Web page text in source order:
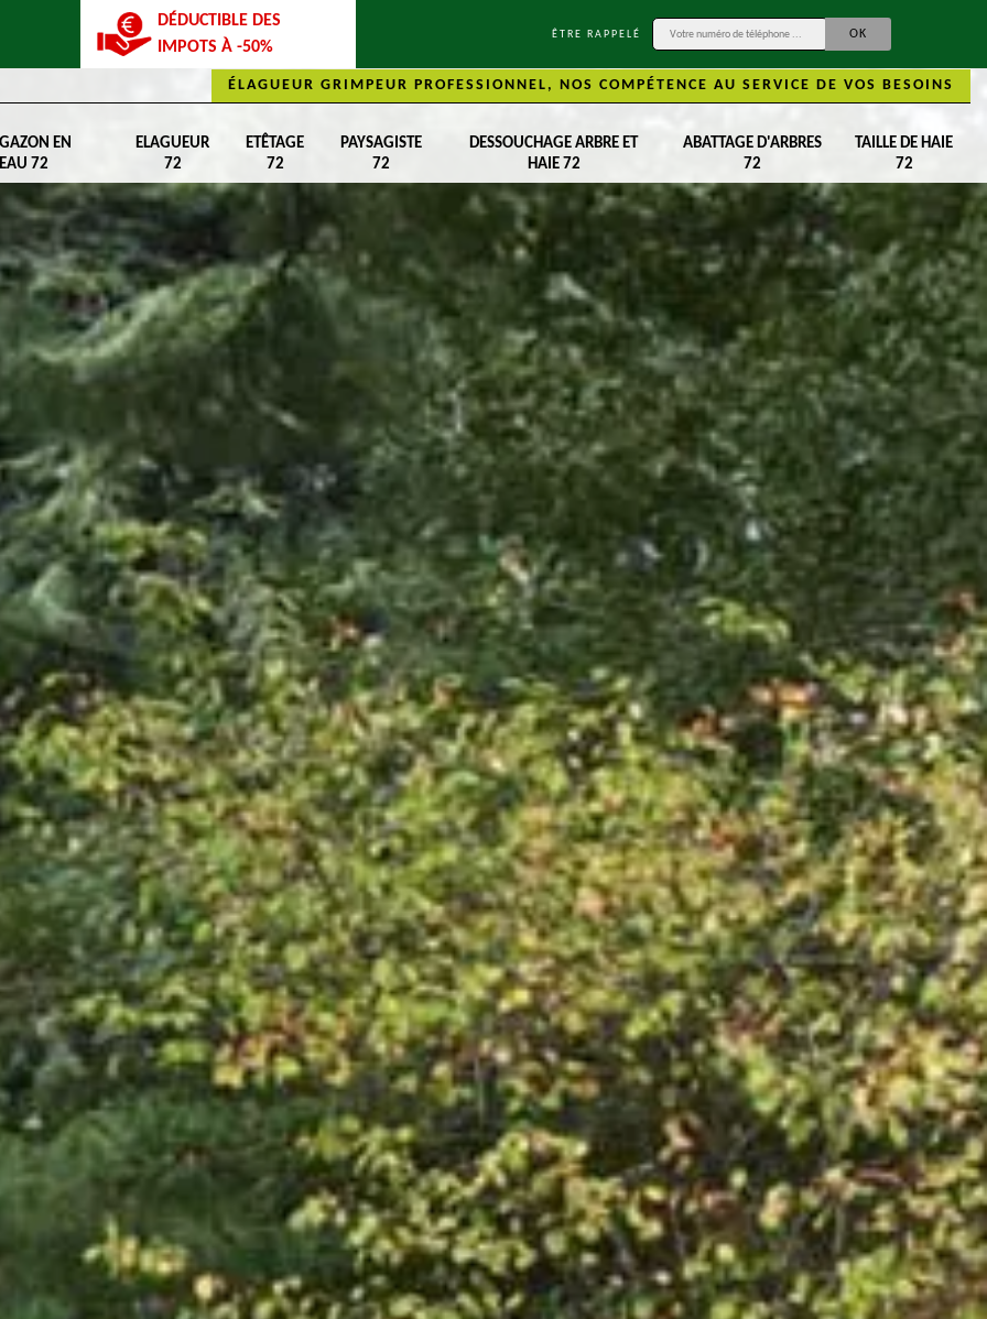
DÉDUCTIBLE DES
IMPOTS À -50%
ÊTRE RAPPELÉ
ÉLAGUEUR GRIMPEUR PROFESSIONNEL, NOS COMPÉTENCE AU SERVICE DE VOS BESOINS
EN
72
ELAGUEUR
72
ETÊTAGE
72
PAYSAGISTE
72
DESSOUCHAGE ARBRE ET
HAIE 72
ABATTAGE D'ARBRES
72
TAILLE DE HAIE
72